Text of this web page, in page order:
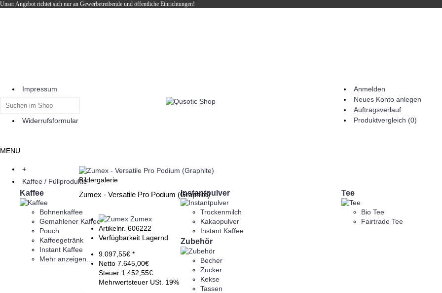
Unser Angebot richtet sich nur an Gewerbetreibende und öffentliche Einrichtungen!
Impressum
+49 9187 909940
Widerrufsformular
Anmelden
Neues Konto anlegen
Auftragsverlauf
Produktvergleich (0)
MENU
+
Kaffee / Füllprodukte
Kaffee
Bohnenkaffee
Gemahlener Kaffee
Pouch
Kaffeegetränk
Instant Kaffee
Mehr anzeigen...
Instantpulver
Trockenmilch
Kakaopulver
Instant Kaffee
Tee
Bio Tee
Fairtrade Tee
Zubehör
Becher
Zucker
Kekse
Tassen
Bildergalerie
Zumex - Versatile Pro Podium (Graphite)
Zumex
Artikelnr. 606222
Verfügbarkeit Lagernd
9.097,55€ *
Netto 7.645,00€
Steuer 1.452,55€
Mehrwertsteuer USt. 19%